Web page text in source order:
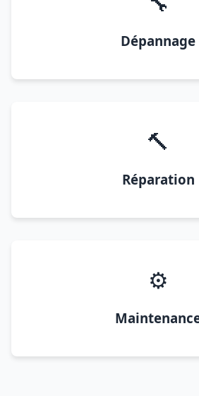
Dépannage
🔨
Réparation
⚙️